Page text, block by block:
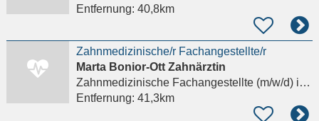
Entfernung: 40,8km
Zahnmedizinische/r Fachangestellte/r
Marta Bonior-Ott Zahnärztin
Zahnmedizinische Fachangestellte (m/w/d)in Bad Hersfeld
Entfernung: 41,3km